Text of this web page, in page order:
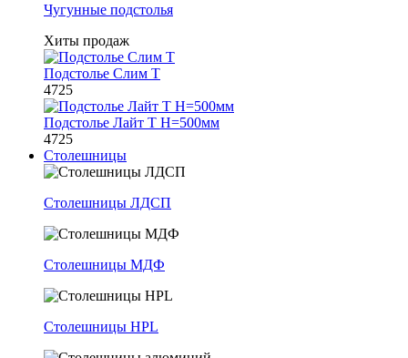
Чугунные подстолья
Хиты продаж
Подстолье Слим Т
4725
Подстолье Лайт Т H=500мм
4725
Столешницы
Столешницы ЛДСП
Столешницы МДФ
Столешницы HPL